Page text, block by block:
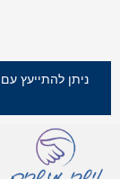
ניתן להתייעץ עם